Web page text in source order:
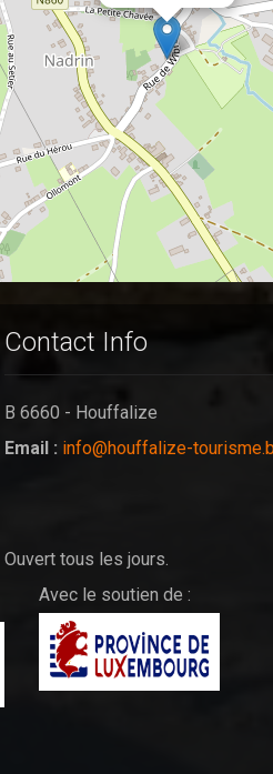
Contact Info
B 6660 - Houffalize
Email : info@houffalize-
Ouvert tous les jours.
Avec le soutien de :